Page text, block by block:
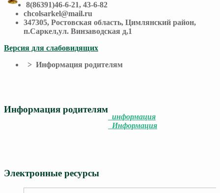
8(86391)46-6-21, 43-6-82
chcolsarkel@mail.ru
347305, Ростовская область, Цимлянский район,
п.Саркел,ул. Винзаводская д,1
Версия для слабовидящих
> Информация родителям
Информация родителям
информация
Информация
Электронные ресурсы